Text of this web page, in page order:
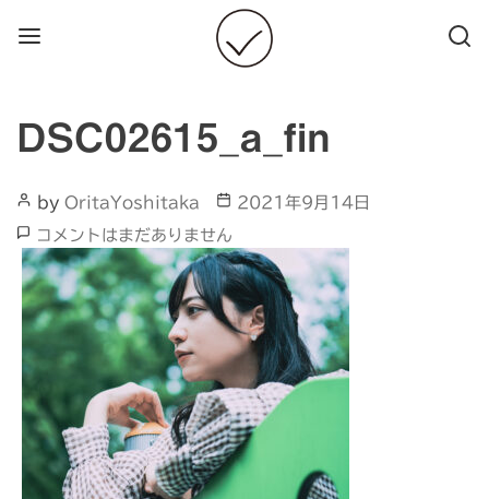
Menu Search
DSC02615_a_fin
PostbyOritaYoshitaka
Post2021年9月14日
DSC02615_a_fin
へ
の
コメントはまだありません